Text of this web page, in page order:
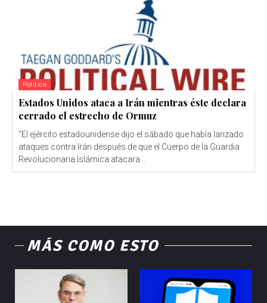
Política
Estados Unidos ataca a Irán mientras éste declara
cerrado el estrecho de Ormuz
"El ejército estadounidense dijo el sábado que había lanzado
ataques contra Irán después de que el Cuerpo de la Guardia
Revolucionaria Islámica atacara...
MÁS COMO ESTO